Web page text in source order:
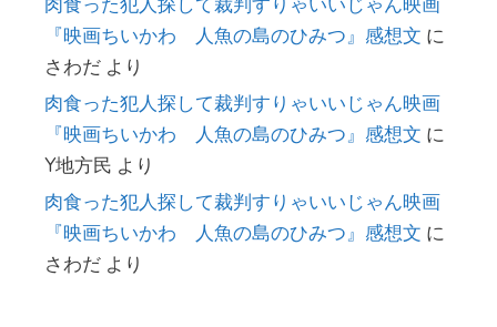
『映画ちいかわ 人魚の島のひみつ』感想文 に
さわだ より
肉食った犯人探して裁判すりゃいいじゃん映画
『映画ちいかわ 人魚の島のひみつ』感想文 に
Y地方民 より
肉食った犯人探して裁判すりゃいいじゃん映画
『映画ちいかわ 人魚の島のひみつ』感想文 に
さわだ より